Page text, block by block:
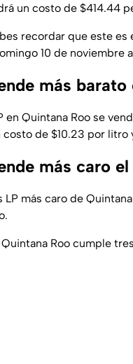
un costo de $414.44
recordar que este
10 de noviembre
más
en Quintana Roo se
de $10.23 por litro
más caro
LP más caro de
Roo cumple